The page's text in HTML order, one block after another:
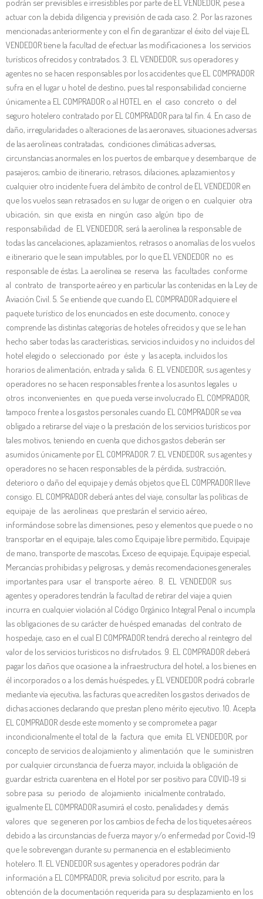
podrán ser previsibles e irresistibles por parte de EL VENDEDOR, pese a
actuar con la debida diligencia y previsión de cada caso. 2. Por las razones
mencionadas anteriormente y con el fin de garantizar el éxito del viaje EL
VENDEDOR tiene la facultad de efectuar las modificaciones a los servicios
turísticos ofrecidos y contratados. 3. EL VENDEDOR, sus operadores y
agentes no se hacen responsables por los accidentes que EL COMPRADOR
sufra en el lugar u hotel de destino, pues tal responsabilidad concierne
únicamente a EL COMPRADOR o al HOTEL en el caso concreto o del
seguro hotelero contratado por EL COMPRADOR para tal fin. 4. En caso de
daño, irregularidades o alteraciones de las aeronaves, situaciones adversas
de las aerolíneas contratadas, condiciones climáticas adversas,
circunstancias anormales en los puertos de embarque y desembarque de
pasajeros; cambio de itinerario, retrasos, dilaciones, aplazamientos y
cualquier otro incidente fuera del ámbito de control de EL VENDEDOR en
que los vuelos sean retrasados en su lugar de origen o en cualquier otra
ubicación, sin que exista en ningún caso algún tipo de
responsabilidad de EL VENDEDOR, será la aerolínea la responsable de
todas las cancelaciones, aplazamientos, retrasos o anomalías de los vuelos
e itinerario que le sean imputables, por lo que EL VENDEDOR no es
responsable de éstas. La aerolínea se reserva las facultades conforme
al contrato de transporte aéreo y en particular las contenidas en la Ley de
Aviación Civil. 5. Se entiende que cuando EL COMPRADOR adquiere el
paquete turístico de los enunciados en este documento, conoce y
comprende las distintas categorías de hoteles ofrecidos y que se le han
hecho saber todas las características, servicios incluidos y no incluidos del
hotel elegido o seleccionado por éste y las acepta, incluidos los
horarios de alimentación, entrada y salida. 6. EL VENDEDOR, sus agentes y
operadores no se hacen responsables frente a los asuntos legales u
otros inconvenientes en que pueda verse involucrado EL COMPRADOR,
tampoco frente a los gastos personales cuando EL COMPRADOR se vea
obligado a retirarse del viaje o la prestación de los servicios turísticos por
tales motivos, teniendo en cuenta que dichos gastos deberán ser
asumidos únicamente por EL COMPRADOR. 7. EL VENDEDOR, sus agentes y
operadores no se hacen responsables de la pérdida, sustracción,
deterioro o daño del equipaje y demás objetos que EL COMPRADOR lleve
consigo. EL COMPRADOR deberá antes del viaje, consultar las políticas de
equipaje de las aerolíneas que prestarán el servicio aéreo,
informándose sobre las dimensiones, peso y elementos que puede o no
transportar en el equipaje, tales como Equipaje libre permitido, Equipaje
de mano, transporte de mascotas, Exceso de equipaje, Equipaje especial,
Mercancías prohibidas y peligrosas, y demás recomendaciones generales
importantes para usar el transporte aéreo. 8. EL VENDEDOR sus
agentes y operadores tendrán la facultad de retirar del viaje a quien
incurra en cualquier violación al Código Orgánico Integral Penal o incumpla
las obligaciones de su carácter de huésped emanadas del contrato de
hospedaje, caso en el cual El COMPRADOR tendrá derecho al reintegro del
valor de los servicios turísticos no disfrutados. 9. EL COMPRADOR deberá
pagar los daños que ocasione a la infraestructura del hotel, a los bienes en
él incorporados o a los demás huéspedes, y EL VENDEDOR podrá cobrarle
mediante vía ejecutiva, las facturas que acrediten los gastos derivados de
dichas acciones declarando que prestan pleno mérito ejecutivo. 10. Acepta
EL COMPRADOR desde este momento y se compromete a pagar
incondicionalmente el total de la factura que emita EL VENDEDOR, por
concepto de servicios de alojamiento y alimentación que le suministren
por cualquier circunstancia de fuerza mayor, incluida la obligación de
guardar estricta cuarentena en el Hotel por ser positivo para COVID-19 si
sobre pasa su periodo de alojamiento inicialmente contratado,
igualmente EL COMPRADOR asumirá el costo, penalidades y demás
valores que se generen por los cambios de fecha de los tiquetes aéreos
debido a las circunstancias de fuerza mayor y/o enfermedad por Covid-19
que le sobrevengan durante su permanencia en el establecimiento
hotelero. 11. EL VENDEDOR sus agentes y operadores podrán dar
información a EL COMPRADOR, previa solicitud por escrito, para la
obtención de la documentación requerida para su desplazamiento en los